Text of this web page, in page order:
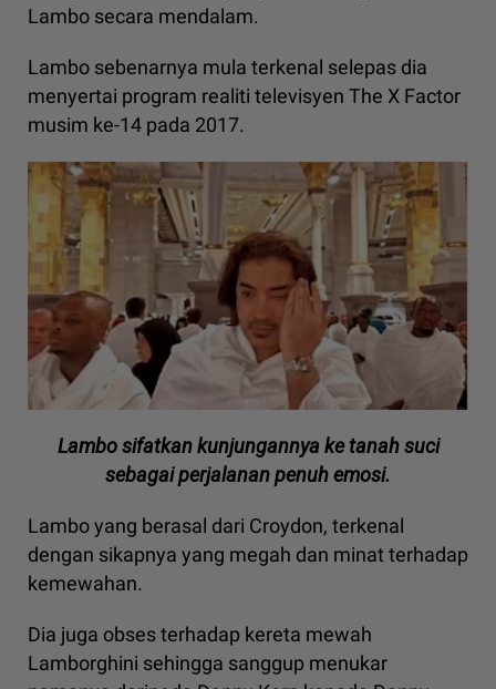
Lambo secara mendalam.
Lambo sebenarnya mula terkenal selepas dia
menyertai program realiti televisyen The X Factor
musim ke-14 pada 2017.
Lambo sifatkan kunjungannya ke tanah suci
sebagai perjalanan penuh emosi.
Lambo yang berasal dari Croydon, terkenal
dengan sikapnya yang megah dan minat terhadap
kemewahan.
Dia juga obses terhadap kereta mewah
Lamborghini sehingga sanggup menukar